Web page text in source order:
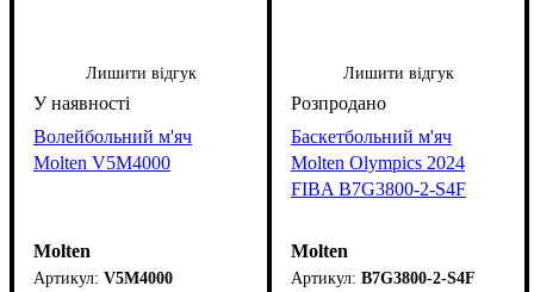
Лишити відгук
Волейбольний м'яч
Molten V5M4000
Molten
V5M4000
Лишити відгук
Баскетбольний м'яч
Molten Olympics 2024
FIBA B7G3800-2-S4F
Molten
B7G3800-2-S4F